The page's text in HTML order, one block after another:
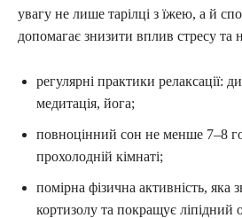
увагу не лише тарілці з їжею, а й
допомагає знизити вплив стресу та
регулярні практики релаксації:
медитація, йога;
повноцінний сон не менше 7–8
прохолодній кімнаті;
помірна фізична активність, яка
кортизолу та покращує ліпідний